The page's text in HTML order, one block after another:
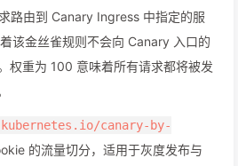
路由到 Canary Ingress 中指定的服
该金丝雀规则不会向 Canary 入口的
权重为 100 意味着所有请求都将被发
canary-by-
的流量切分，适用于灰度发布与